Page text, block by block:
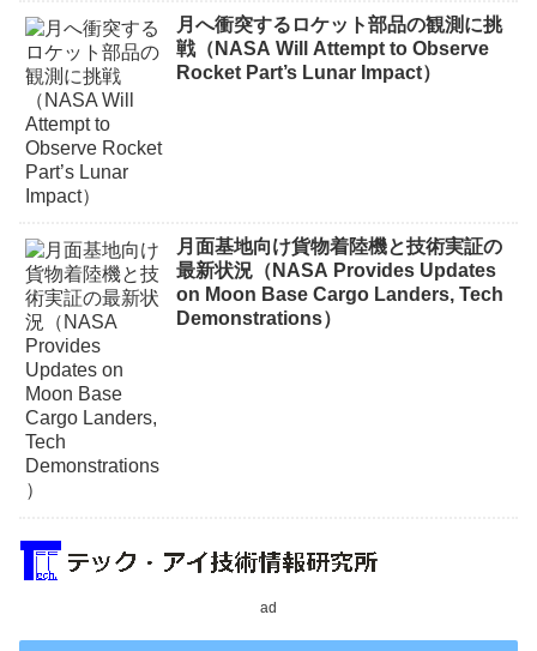
月へ衝突するロケット部品の観測に挑
戦（NASA Will Attempt to Observe
Rocket Part’s Lunar Impact）
月面基地向け貨物着陸機と技術実証の
最新状況（NASA Provides Updates
on Moon Base Cargo Landers, Tech
Demonstrations）
ad